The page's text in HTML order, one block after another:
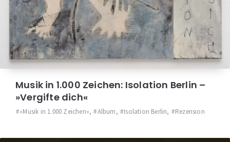
Musik in 1.000 Zeichen: Isolation Berlin –
»Vergifte dich«
»Musik in 1.000 Zeichen«, Album, Isolation Berlin, Rezension